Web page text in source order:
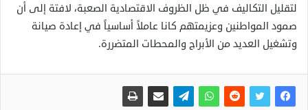
لتقليل التكاليف في ظل الظروف الاقتصادية الصعبة، لافتة إلى أن
صمود المواطنين وعزيمتهم كانا عاملاً أساسياً في إعادة صيانة
وتشغيل العديد من الأبراج والمحطات المتضررة.